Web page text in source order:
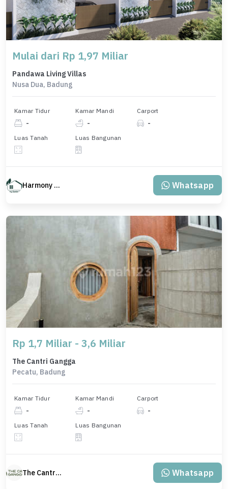
Mulai dari Rp 1,97 Miliar
Pandawa Living Villas
Nusa Dua, Badung
Kamar Tidur
-
Kamar Mandi
-
Carport
-
Luas Tanah Luas Bangunan
Harmony Property Whatsapp
Rp 1,7 Miliar - 3,6 Miliar
The Cantri Gangga
Pecatu, Badung
Kamar Tidur
-
Kamar Mandi
-
Carport
-
Luas Tanah Luas Bangunan
The Cantri Gangga Whatsapp